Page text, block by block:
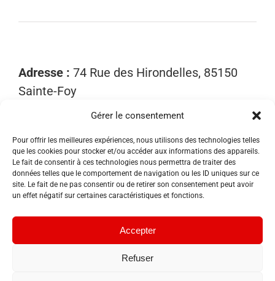
Gérer le consentement
Pour offrir les meilleures expériences, nous utilisons des technologies telles
que les cookies pour stocker et/ou accéder aux informations des appareils.
Le fait de consentir à ces technologies nous permettra de traiter des
données telles que le comportement de navigation ou les ID uniques sur ce
site. Le fait de ne pas consentir ou de retirer son consentement peut avoir
un effet négatif sur certaines caractéristiques et fonctions.
Accepter
Refuser
Adresse : 74 Rue des Hirondelles, 85150
Sainte-Foy
Email : contact@sosnuisibles85.fr
SIRET :89455533300018